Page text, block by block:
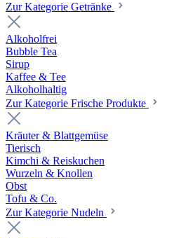
Zur Kategorie Getränke
Alkoholfrei
Bubble Tea
Sirup
Kaffee & Tee
Alkoholhaltig
Zur Kategorie Frische Produkte
Kräuter & Blattgemüse
Tierisch
Kimchi & Reiskuchen
Wurzeln & Knollen
Obst
Tofu & Co.
Zur Kategorie Nudeln